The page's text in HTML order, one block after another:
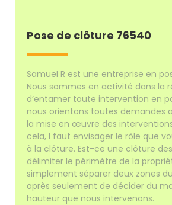
Pose de clôture 76540
Samuel R est une entreprise en
Nous sommes en activité dans la
d’entamer toute intervention en
nous orientons toutes demandes
la mise en œuvre des
cela, l faut envisager le rôle que
à la clôture. Est-ce une clôture
délimiter le périmètre de la
simplement séparer deux zones
après seulement de décider du
hauteur que nous intervenons.